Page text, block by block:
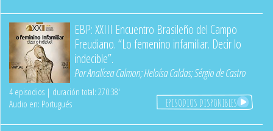
EBP: XXIII Encuentro Brasileño del Campo
Freudiano. “Lo femenino infamiliar. Decir lo
indecible”.
PorAnalícea Calmon;Heloísa Caldas;Sérgio de Castro
4 episodios | duración total: 270:38'
Audio en: Portugués
EPISODIOS DISPONIBLES